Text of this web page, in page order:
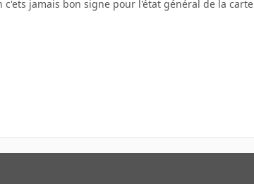
jamais bon signe pour l'état général de la carte